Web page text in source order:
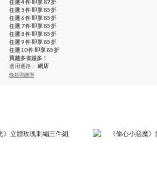
任選 4 件 即享 87 折
任選 5 件 即享 85 折
任選 6 件 即享 85 折
任選 7 件 即享 85 折
任選 8 件 即享 85 折
任選 9 件 即享 85 折
任選 10 件 即享 85 折
買越多省越多！
適用通路： 網店
條款與細則